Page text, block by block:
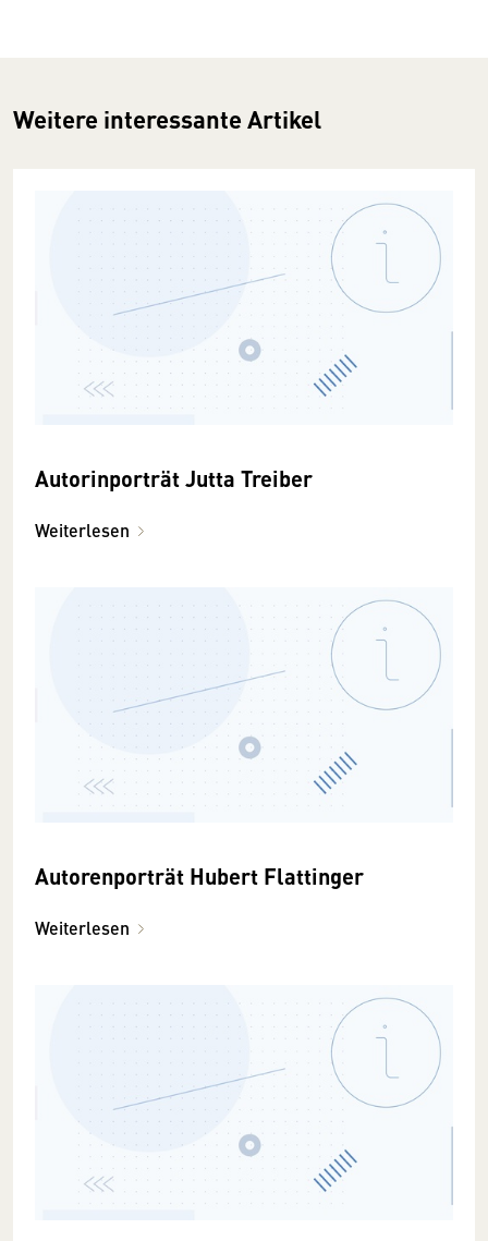
Weitere interessante Artikel
Autorinporträt Jutta Treiber
Weiterlesen
Autorenporträt Hubert Flattinger
Weiterlesen